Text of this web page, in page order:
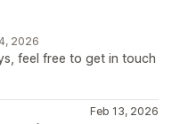
2026
feel free to get in touch
Feb 13, 2026